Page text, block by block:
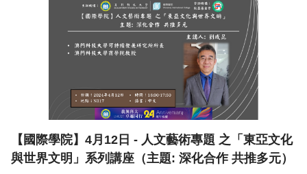
【國際學院】4月12日 - 人文藝術專題 之「東亞文化
與世界文明」系列講座（主題: 深化合作 共推多元）